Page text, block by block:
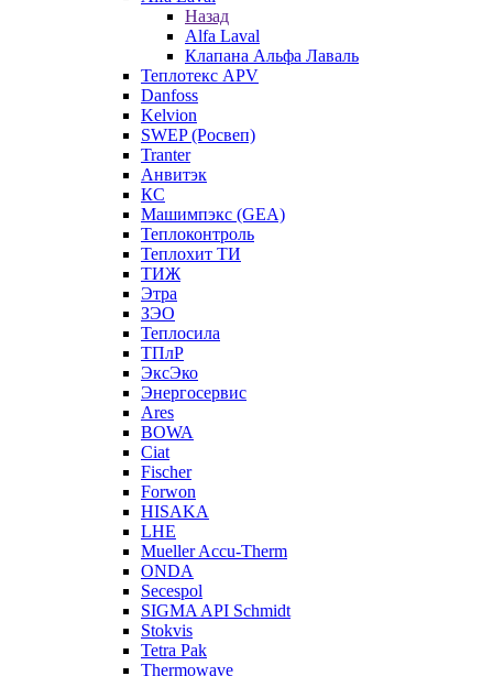
Назад
Alfa Laval
Клапана Альфа Лаваль
Теплотекс APV
Danfoss
Kelvion
SWEP (Росвеп)
Tranter
Анвитэк
КС
Машимпэкс (GEA)
Теплоконтроль
Теплохит ТИ
ТИЖ
Этра
ЗЭО
Теплосила
ТПлР
ЭксЭко
Энергосервис
Ares
BOWA
Ciat
Fischer
Forwon
HISAKA
LHE
Mueller Accu-Therm
ONDA
Secespol
SIGMA API Schmidt
Stokvis
Tetra Pak
Thermowave